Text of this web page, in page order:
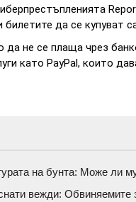
да се купуват
не се плаща чрез
като PayPal, които
на бунта: Може ли
вежди: